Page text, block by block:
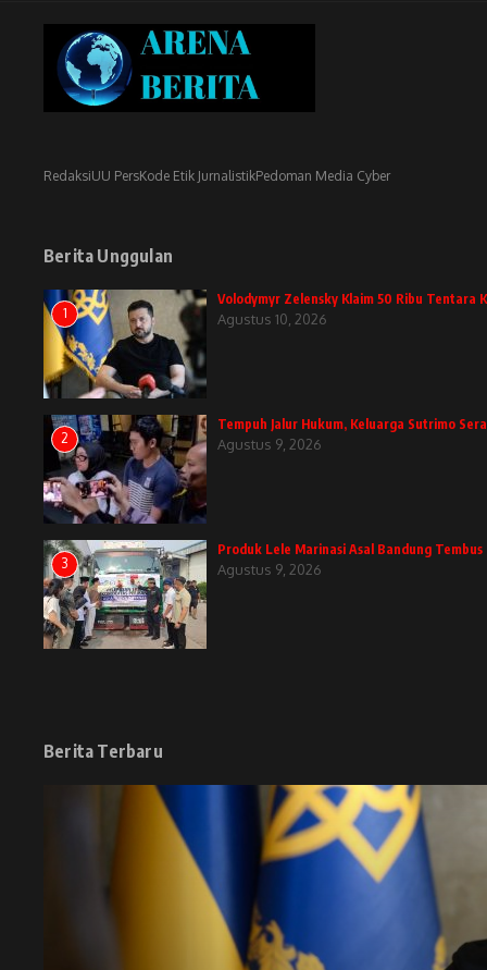
RedaksiUU PersKode Etik JurnalistikPedoman Media Cyber
Berita Unggulan
1
Volodymyr Zelensky Klaim 50 Ribu Tentara
Agustus 10, 2026
2
Tempuh Jalur Hukum, Keluarga Sutrimo
Agustus 9, 2026
3
Produk Lele Marinasi Asal Bandung
Agustus 9, 2026
Berita Terbaru